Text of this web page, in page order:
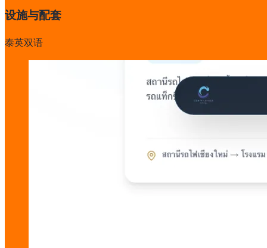
设施与配套
泰英双语